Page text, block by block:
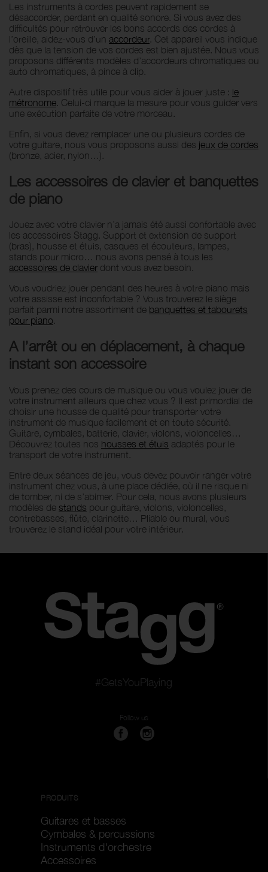
Les instruments à cordes peuvent rapidement se
désaccorder, perdant en qualité sonore. Si vous avez des
difficultés pour retrouver les bons accords des cordes à
l’oreille, aidez-vous d’un accordeur. Cet appareil vous indique
dès que la tension de vos cordes est bien ajustée. Nous vous
proposons différents modèles d’accordeurs chromatiques ou
auto chromatiques, à pince à clip.
Autre dispositif très utile pour vous aider à jouer juste : le
métronome. Celui-ci marque la mesure pour vous guider vers
une exécution parfaite de votre morceau.
Enfin, si vous devez remplacer une ou plusieurs cordes de
votre guitare, nous vous proposons aussi des jeux de cordes
(bronze, acier, nylon…).
Les accessoires de clavier et banquettes
de piano
Jouez avec votre clavier n’a jamais été aussi confortable avec
les accessoires Stagg. Support et extension de support
(bras), housse et étuis, casques et écouteurs, lampes,
stands pour micro… nous avons pensé à tous les
accessoires de clavier dont vous avez besoin.
Vous voudriez jouer pendant des heures à votre piano mais
votre assisse est inconfortable ? Vous trouverez le siège
parfait parmi notre assortiment de banquettes et tabourets
pour piano.
A l’arrêt ou en déplacement, à chaque
instant son accessoire
Vous prenez des cours de musique ou vous voulez jouer de
votre instrument ailleurs que chez vous ? Il est primordial de
choisir une housse de qualité pour transporter votre
instrument de musique facilement et en toute sécurité.
Guitare, cymbales, batterie, clavier, violons, violoncelles…
Découvrez toutes nos housses et étuis adaptés pour le
transport de votre instrument.
Entre deux séances de jeu, vous devez pouvoir ranger votre
instrument chez vous, à une place dédiée, où il ne risque ni
de tomber, ni de s’abimer. Pour cela, nous avons plusieurs
modèles de stands pour guitare, violons, violoncelles,
contrebasses, flûte, clarinette… Pliable ou mural, vous
trouverez le stand idéal pour votre intérieur.
#GetsYouPlaying
Follow us
PRODUITS
Guitares et basses
Cymbales & percussions
Instruments d'orchestre
Accessoires